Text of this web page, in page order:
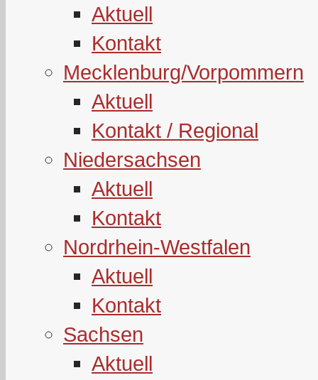
Aktuell
Kontakt
Mecklenburg/Vorpommern
Aktuell
Kontakt / Regional
Niedersachsen
Aktuell
Kontakt
Nordrhein-Westfalen
Aktuell
Kontakt
Sachsen
Aktuell